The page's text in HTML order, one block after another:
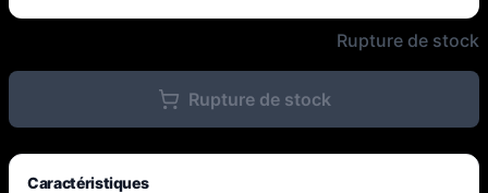
Frontaal / Bravoure - Trifecta
Rupture de stock
Rupture de stock
Caractéristiques